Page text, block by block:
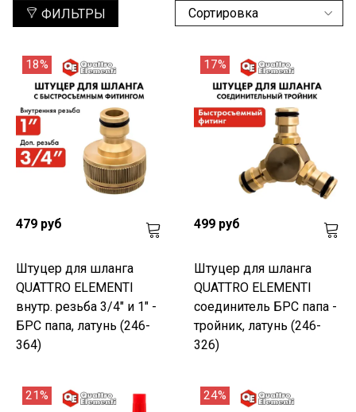
ФИЛЬТРЫ
18%
479 руб
Штуцер для шланга
QUATTRO ELEMENTI
внутр. резьба 3/4" и 1" -
БРС папа, латунь (246-
364)
17%
499 руб
Штуцер для шланга
QUATTRO ELEMENTI
соединитель БРС папа -
тройник, латунь (246-
326)
21% 24%